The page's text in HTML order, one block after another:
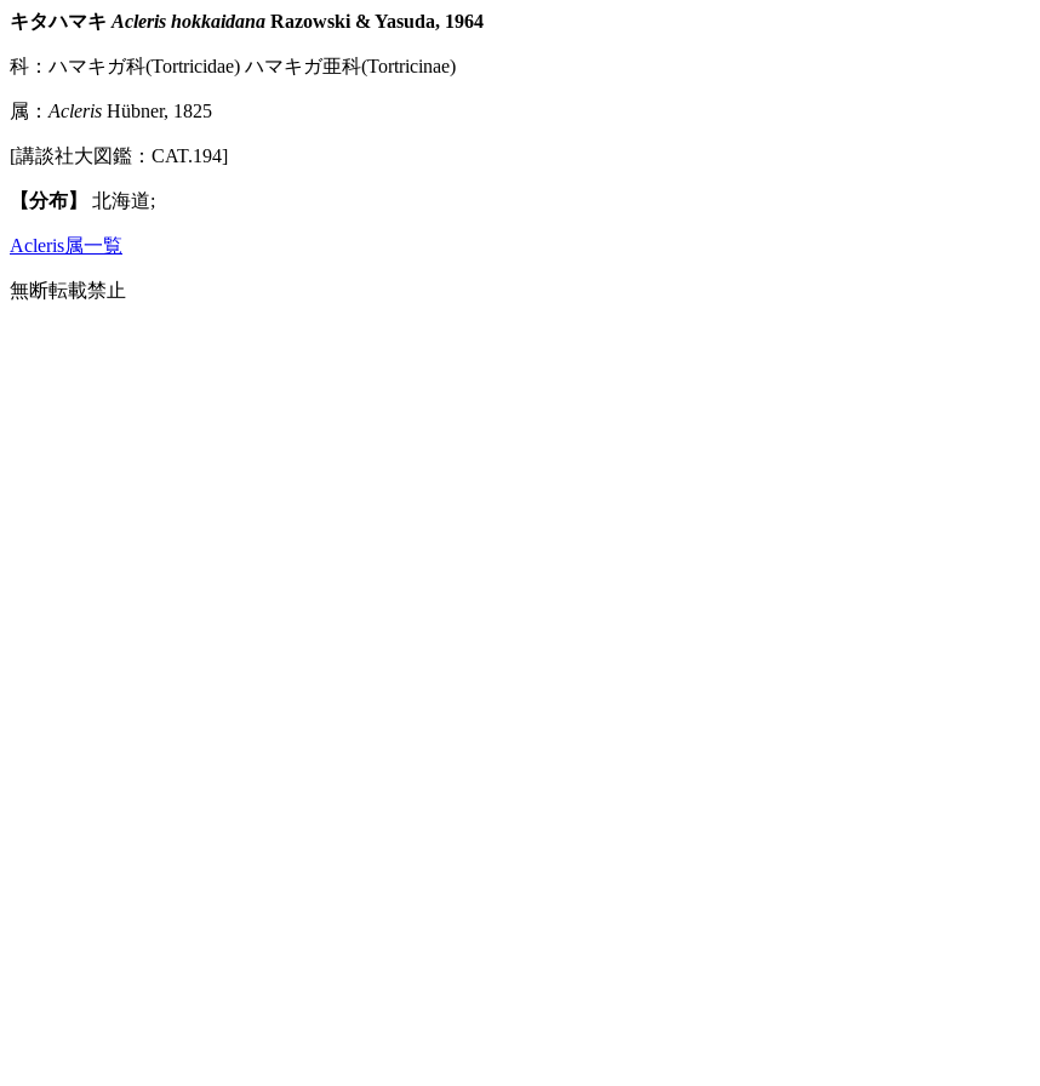
キタハマキ Acleris hokkaidana Razowski & Yasuda, 1964
科：ハマキガ科(Tortricidae) ハマキガ亜科(Tortricinae)
属： Acleris Hübner, 1825
[講談社大図鑑：CAT.194]
【分布】 北海道;
Acleris属一覧
無断転載禁止